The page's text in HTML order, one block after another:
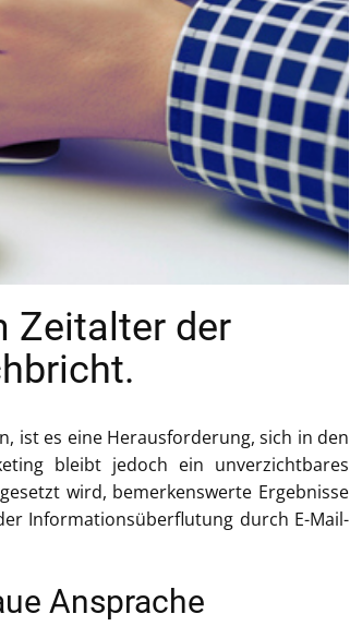
Zeitalter der
ist es eine Herausforderung, sich in den
bleibt jedoch ein unverzichtbares
wird, bemerkenswerte Ergebnisse
Informationsüberflutung durch E-Mail-
Ansprache